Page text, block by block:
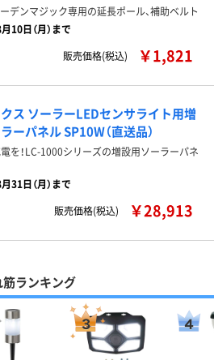
デンマジック専用の延長ポール、補助ベルト
10日（月）まで
販売価格(税込)
￥1,821
ス ソーラーLEDセンサライト用増
ーパネル SP10W（直送品）
を！LC-1000シリーズの増設用ソーラーパネ
31日（月）まで
販売価格(税込)
￥28,913
ランキング